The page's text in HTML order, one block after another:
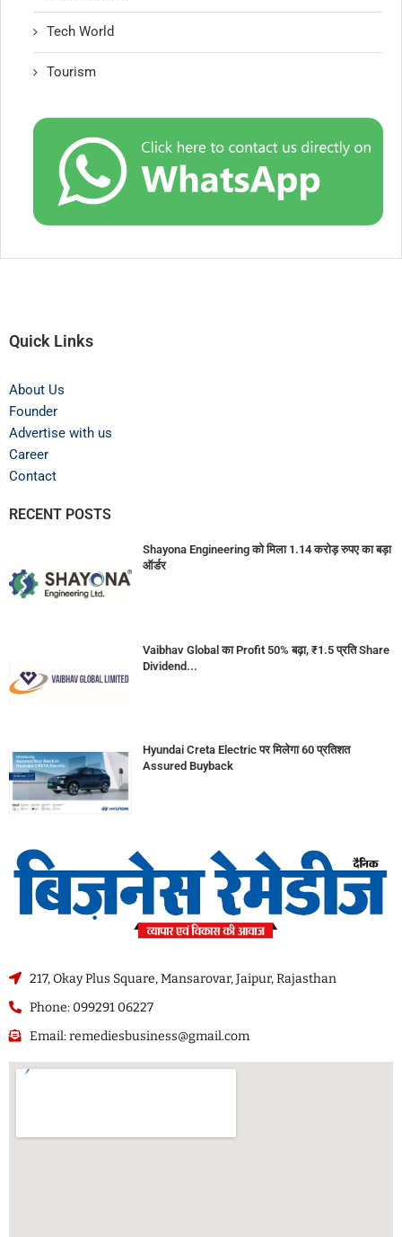
Tech World
Tourism
Quick Links
About Us
Founder
Advertise with us
Career
Contact
RECENT POSTS
Shayona Engineering को मिला 1.14 करोड़ रुपए का बड़ा
ऑर्डर
Vaibhav Global का Profit 50% बढ़ा, ₹1.5 प्रति Share
Dividend...
Hyundai Creta Electric पर मिलेगा 60 प्रतिशत
Assured Buyback
217, Okay Plus Square, Mansarovar, Jaipur, Rajasthan
Phone: 099291 06227
Email: remediesbusiness@gmail.com